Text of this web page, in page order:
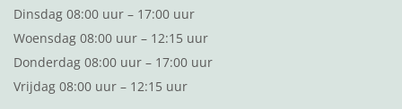
Dinsdag 08:00 uur – 17:00 uur
Woensdag 08:00 uur – 12:15 uur
Donderdag 08:00 uur – 17:00 uur
Vrijdag 08:00 uur – 12:15 uur